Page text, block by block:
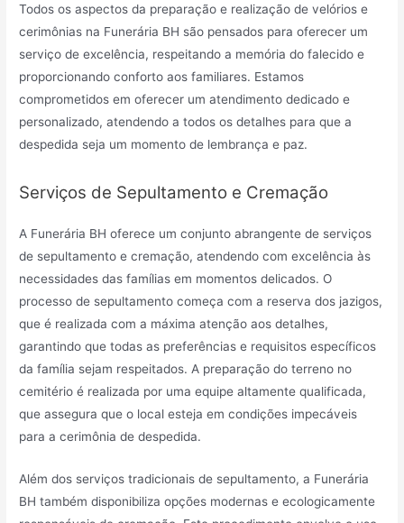
Todos os aspectos da preparação e realização de velórios e
cerimônias na Funerária BH são pensados para oferecer um
serviço de excelência, respeitando a memória do falecido e
proporcionando conforto aos familiares. Estamos
comprometidos em oferecer um atendimento dedicado e
personalizado, atendendo a todos os detalhes para que a
despedida seja um momento de lembrança e paz.
Serviços de Sepultamento e Cremação
A Funerária BH oferece um conjunto abrangente de serviços
de sepultamento e cremação, atendendo com excelência às
necessidades das famílias em momentos delicados. O
processo de sepultamento começa com a reserva dos jazigos,
que é realizada com a máxima atenção aos detalhes,
garantindo que todas as preferências e requisitos específicos
da família sejam respeitados. A preparação do terreno no
cemitério é realizada por uma equipe altamente qualificada,
que assegura que o local esteja em condições impecáveis
para a cerimônia de despedida.
Além dos serviços tradicionais de sepultamento, a Funerária
BH também disponibiliza opções modernas e ecologicamente